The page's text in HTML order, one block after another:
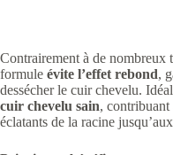
Contrairement à de nombreux
formule évite l’effet rebond,
dessécher le cuir chevelu.
cuir chevelu sain, contribuant
éclatants de la racine